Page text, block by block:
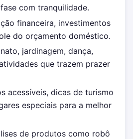
com tranquilidade.
financeira, investimentos
do orçamento doméstico.
jardinagem, dança,
que trazem prazer
acessíveis, dicas de turismo
especiais para a melhor
de produtos como robô